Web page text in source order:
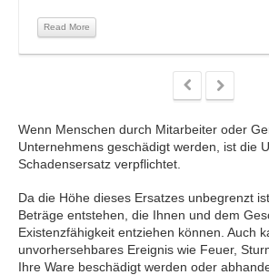
Read More
Wenn Menschen durch Mitarbeiter oder
Unternehmens geschädigt werden, ist die
Schadensersatz verpflichtet.
Da die Höhe dieses Ersatzes unbegrenzt
Beträge entstehen, die Ihnen und dem
Existenzfähigkeit entziehen können. Auch
unvorhersehbares Ereignis wie Feuer,
Ihre Ware beschädigt werden oder